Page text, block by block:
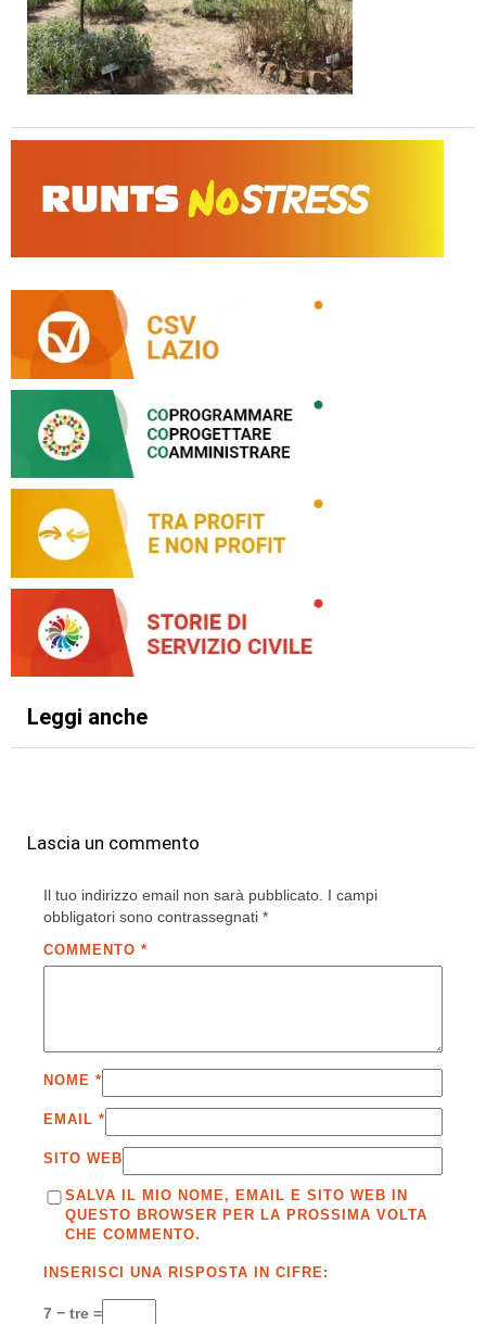
Leggi anche
Lascia un commento
Il tuo indirizzo email non sarà pubblicato. I campi
obbligatori sono contrassegnati *
COMMENTO *
NOME *
EMAIL *
SITO WEB
SALVA IL MIO NOME, EMAIL E SITO WEB IN
QUESTO BROWSER PER LA PROSSIMA VOLTA
CHE COMMENTO.
INSERISCI UNA RISPOSTA IN CIFRE:
7 − tre =